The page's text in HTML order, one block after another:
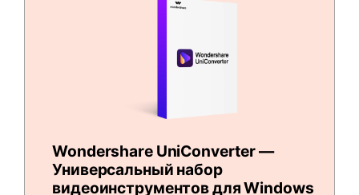
Wondershare UniConverter —
Универсальный набор
видеоинструментов для Windows